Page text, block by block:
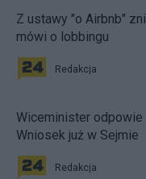
Z ustawy "o Airbnb"
mówi o lobbingu
Redakcja
Wiceminister odpowie
Wniosek już w Sejmie
Redakcja